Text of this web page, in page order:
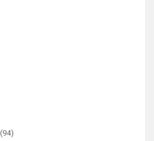
(94)